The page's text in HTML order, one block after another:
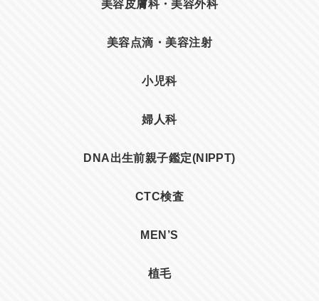
美容皮膚科・美容外科
美容点滴・美容注射
小児科
婦人科
DNA出生前親子鑑定(NIPPT)
CTC検査
MEN’S
植毛